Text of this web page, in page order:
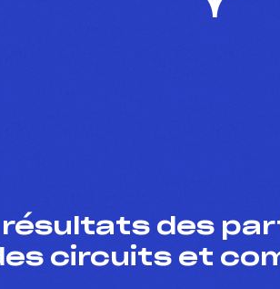
résultats des
circuits et